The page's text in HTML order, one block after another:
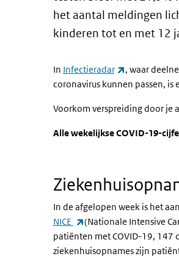
het aantal meldingen
kinderen tot en met 12
In Infectieradar (externe link)
, waar
coronavirus kunnen passen,
Voorkom verspreiding door je
Alle wekelijkse COVID-19-
In de afgelopen week is het
NICE
(externe link)
(Nationale Intensive
patiënten met COVID-19, 147
ziekenhuisopnames zijn